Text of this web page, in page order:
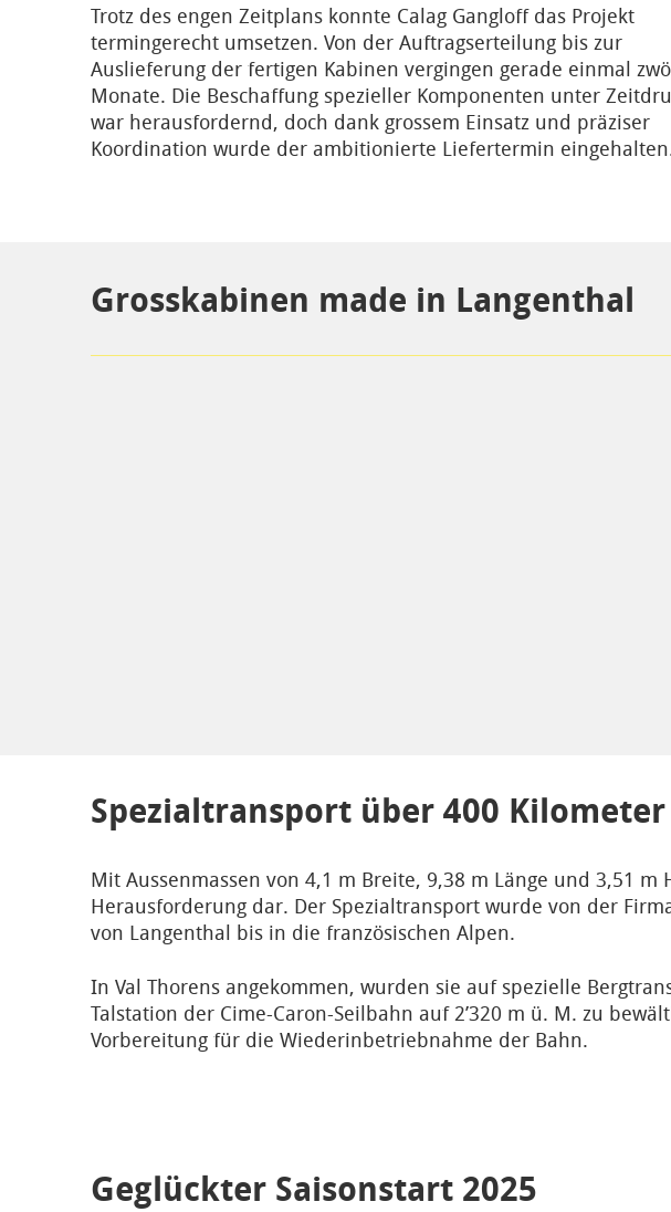
Trotz des engen Zeitplans konnte Calag Gangloff das Projekt
termingerecht umsetzen. Von der Auftragserteilung bis zur
Auslieferung der fertigen Kabinen vergingen gerade einmal
Monate. Die Beschaffung spezieller Komponenten unter
war herausfordernd, doch dank grossem Einsatz und präziser
Koordination wurde der ambitionierte Liefertermin
Grosskabinen made in Langenthal
Spezialtransport über 400 Kilometer
Mit Aussenmassen von 4,1 m Breite, 9,38 m Länge und 3,51
Herausforderung dar. Der Spezialtransport wurde von der
von Langenthal bis in die französischen Alpen.
In Val Thorens angekommen, wurden sie auf spezielle
Talstation der Cime-Caron-Seilbahn auf 2’320 m ü. M. zu
Vorbereitung für die Wiederinbetriebnahme der Bahn.
Geglückter Saisonstart 2025